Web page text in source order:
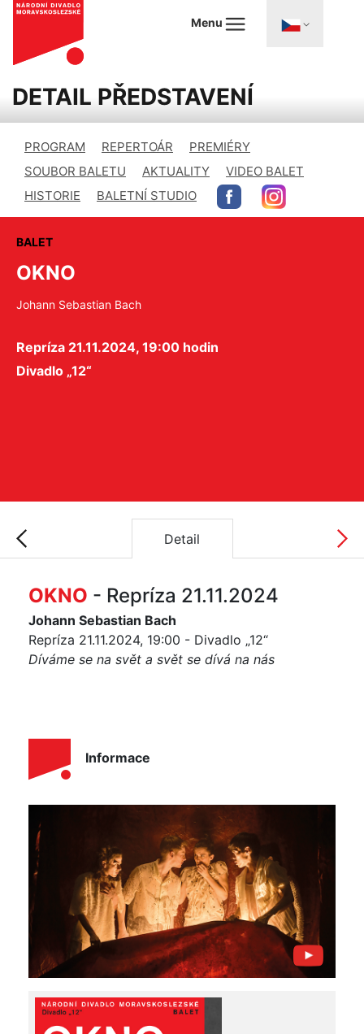
Menu
DETAIL PŘEDSTAVENÍ
PROGRAM REPERTOÁR
PREMIÉRY
SOUBOR BALETU
AKTUALITY
VIDEO BALET
HISTORIE
BALETNÍ STUDIO
BALET
OKNO
Johann Sebastian Bach
Repríza 21.11.2024, 19:00 hodin
Divadlo „12“
Detail
OKNO - Repríza 21.11.2024
Johann Sebastian Bach
Repríza 21.11.2024, 19:00 - Divadlo „12“
Díváme se na svět a svět se dívá na nás
Informace